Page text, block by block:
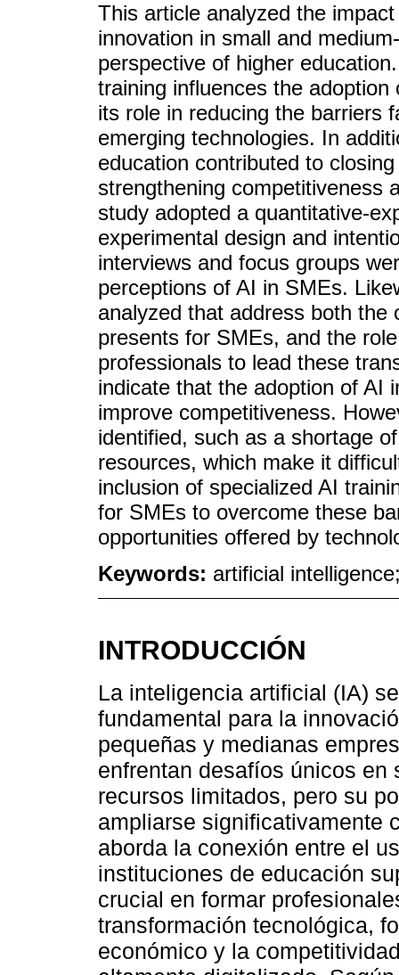
This article analyzed the
innovation in small and
perspective of higher
training influences the
its role in reducing the barriers
emerging technologies. In
education contributed to
strengthening competitiveness
study adopted a quantitative-
experimental design and
interviews and focus groups
perceptions of AI in SMEs.
analyzed that address both the
presents for SMEs, and the
professionals to lead these
indicate that the adoption of AI
improve competitiveness.
identified, such as a shortage
resources, which make it
inclusion of specialized AI
for SMEs to overcome these
opportunities offered by
Keywords: artificial
INTRODUCCIÓN
La inteligencia artificial (IA)
fundamental para la
pequeñas y medianas
enfrentan desafíos únicos
recursos limitados, pero su
ampliarse significativamente
aborda la conexión entre el
instituciones de educación
crucial en formar
transformación tecnológica,
económico y la